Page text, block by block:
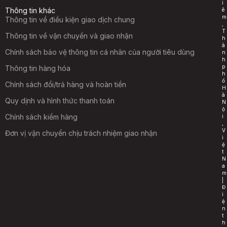
Thông tin khác
Thông tin về điều kiện giao dịch chung
Thông tin về vận chuyển và giao nhận
Chính sách bảo vệ thông tin cá nhân của người tiêu dùng
Thông tin hàng hóa
Chính sách đổi/trả hàng và hoàn tiền
Quy dịnh và hình thức thanh toán
Chính sách kiểm hàng
Đơn vị vận chuyển chịu trách nhiệm giao nhận
i
ê
m
T
h
à
n
h
p
h
ố
H
à
N
ộ
i
V
i
ệ
t
N
a
m
Đ
i
ệ
n
t
h